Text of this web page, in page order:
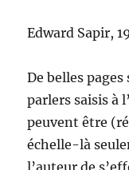
Edward Sapir,
De belles
parlers saisis à
peuvent être
échelle-là